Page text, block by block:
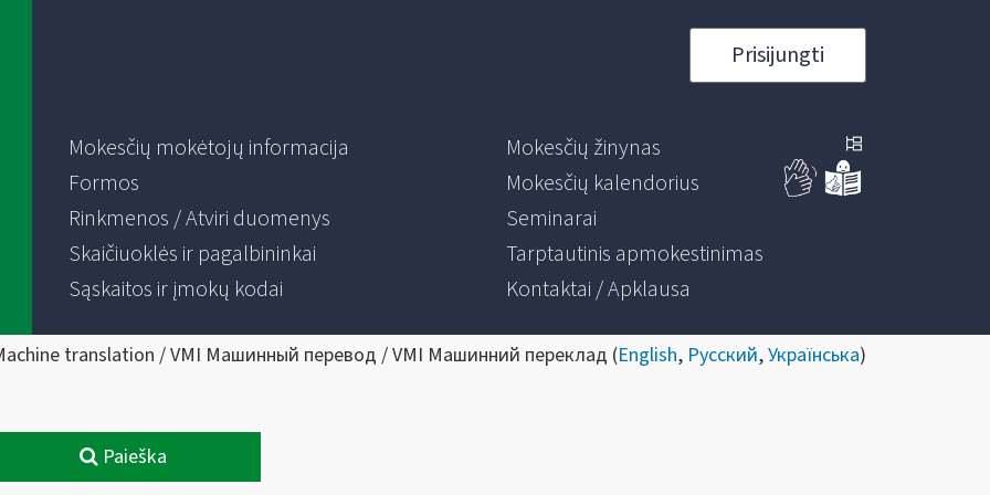
Prisijungti
Mokesčių mokėtojų informacija
Formos
Rinkmenos / Atviri duomenys
Skaičiuoklės ir pagalbininkai
Sąskaitos ir įmokų kodai
Mokesčių žinynas
Mokesčių kalendorius
Seminarai
Tarptautinis apmokestinimas
Kontaktai / Apklausa
translation / VMI Машинный перевод / VMI Машинний переклад (English, Русский,Українська)
Paieška